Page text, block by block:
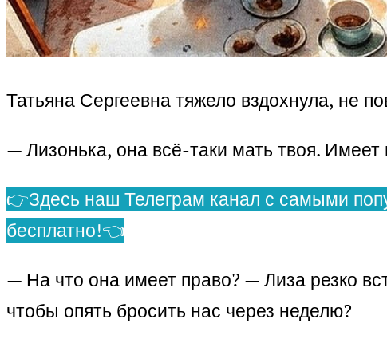
Татьяна Сергеевна тяжело вздохнула, не
— Лизонька, она всё-таки мать твоя.
👉Здесь наш Телеграм канал с самыми
бесплатно!👈
— На что она имеет право? — Лиза резко
чтобы опять бросить нас через неделю?